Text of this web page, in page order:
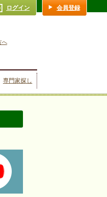
へ
専門家探し
ログイン 会員登録